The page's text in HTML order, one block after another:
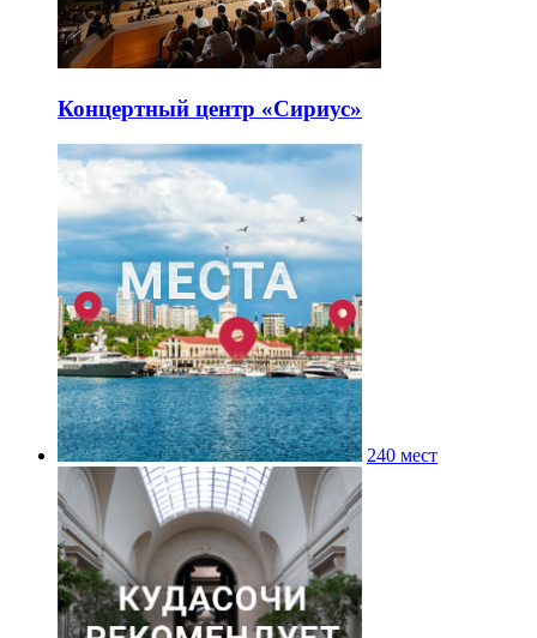
Концертный центр «Сириус»
240 мест